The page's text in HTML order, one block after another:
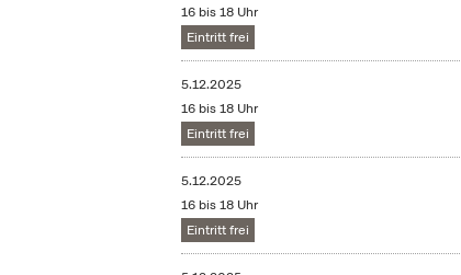
16 bis 18 Uhr
Eintritt frei
5.12.2025
16 bis 18 Uhr
Eintritt frei
5.12.2025
16 bis 18 Uhr
Eintritt frei